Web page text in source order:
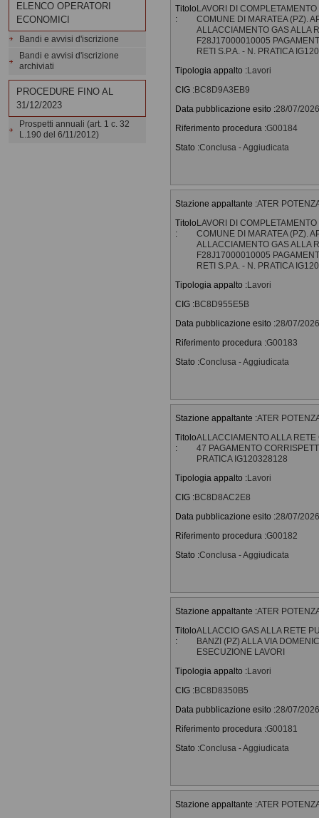
Titolo
:
LAVORI DI
COMUNE DI MARATEA (PZ).
ALLACCIAMENTO GAS ALLA
F28J17000010005
RETI S.P.A. - N. PRATICA
Tipologia appalto :Lavori
CIG :BC8D9A3EB9
Data pubblicazione esito :28/07/2026
Riferimento procedura :G00184
Stato :Conclusa - Aggiudicata
Stazione appaltante :ATER
Titolo
:
LAVORI DI
COMUNE DI MARATEA (PZ).
ALLACCIAMENTO GAS ALLA
F28J17000010005
RETI S.P.A. - N. PRATICA
Tipologia appalto :Lavori
CIG :BC8D955E5B
Data pubblicazione esito :28/07/2026
Riferimento procedura :G00183
Stato :Conclusa - Aggiudicata
Stazione appaltante :ATER
Titolo
:
ALLACCIAMENTO ALLA
47 PAGAMENTO
PRATICA IG120328128
Tipologia appalto :Lavori
CIG :BC8D8AC2E8
Data pubblicazione esito :28/07/2026
Riferimento procedura :G00182
Stato :Conclusa - Aggiudicata
Stazione appaltante :ATER
Titolo
:
ALLACCIO GAS ALLA RETE
BANZI (PZ) ALLA VIA
ESECUZIONE LAVORI
Tipologia appalto :Lavori
CIG :BC8D8350B5
Data pubblicazione esito :28/07/2026
Riferimento procedura :G00181
Stato :Conclusa - Aggiudicata
Stazione appaltante :ATER
ELENCO OPERATORI
ECONOMICI
Bandi e avvisi d'iscrizione
Bandi e avvisi d'iscrizione
archiviati
PROCEDURE FINO AL
31/12/2023
Prospetti annuali (art. 1 c. 32
L.190 del 6/11/2012)